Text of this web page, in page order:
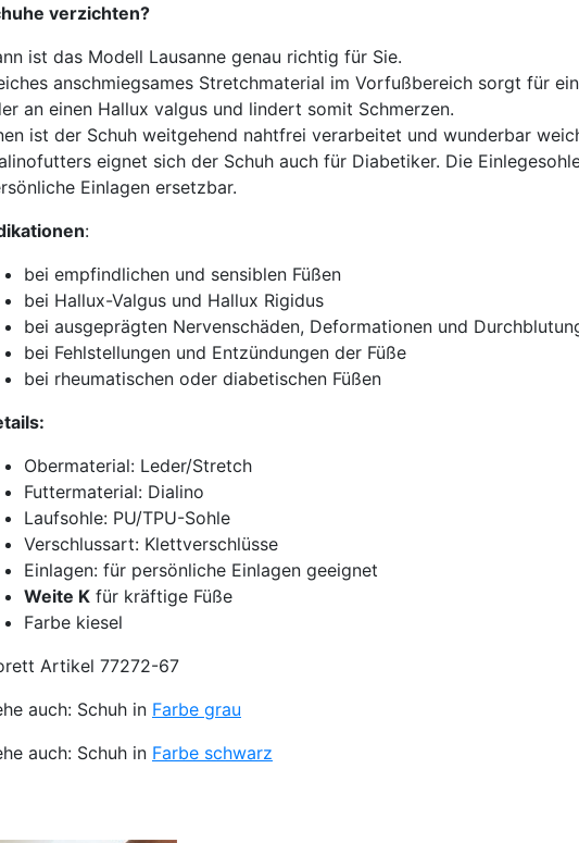
verzichten?
ist das Modell Lausanne genau richtig für Sie.
anschmiegsames Stretchmaterial im Vorfußbereich sorgt für
an einen Hallux valgus und lindert somit Schmerzen.
ist der Schuh weitgehend nahtfrei verarbeitet und wunderbar
eignet sich der Schuh auch für Diabetiker. Die
Einlagen ersetzbar.
:
bei empfindlichen und sensiblen Füßen
bei Hallux-Valgus und Hallux Rigidus
bei ausgeprägten Nervenschäden, Deformationen und
bei Fehlstellungen und Entzündungen der Füße
bei rheumatischen oder diabetischen Füßen
Obermaterial: Leder/Stretch
Futtermaterial: Dialino
Laufsohle: PU/TPU-Sohle
Verschlussart: Klettverschlüsse
Einlagen: für persönliche Einlagen geeignet
Weite K für kräftige Füße
Farbe kiesel
Artikel 77272-67
auch: Schuh in Farbe grau
auch: Schuh in Farbe schwarz